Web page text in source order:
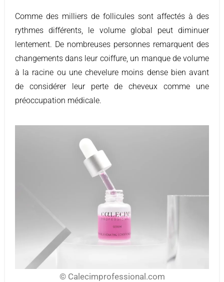
Comme des milliers de follicules sont affectés à des
rythmes différents, le volume global peut diminuer
lentement. De nombreuses personnes remarquent des
changements dans leur coiffure, un manque de volume
à la racine ou une chevelure moins dense bien avant
de considérer leur perte de cheveux comme une
préoccupation médicale.
© Calecimprofessional.com